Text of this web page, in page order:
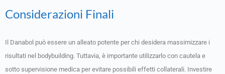
Considerazioni Finali
Il Danabol può essere un alleato potente per chi desidera massimizzare i
risultati nel bodybuilding. Tuttavia, è importante utilizzarlo con cautela e
sotto supervisione medica per evitare possibili effetti collaterali. Investire